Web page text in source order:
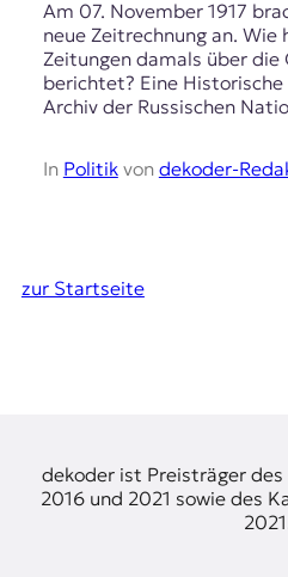
Am 07. November 1917
neue Zeitrechnung an. Wie
Zeitungen damals über
berichtet? Eine Historische
Archiv der Russischen
In Politikvon dekoder-
zur Startseite
dekoder ist Preisträger
2016 und 2021 sowie des